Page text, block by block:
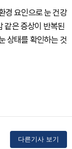
경 요인으로 눈 건강
같은 증상이 반복된
상태를 확인하는 것
다른기사 보기